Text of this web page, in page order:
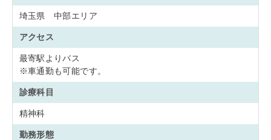
埼玉県 中部エリア
アクセス
最寄駅よりバス
※車通勤も可能です。
診療科目
精神科
勤務形態